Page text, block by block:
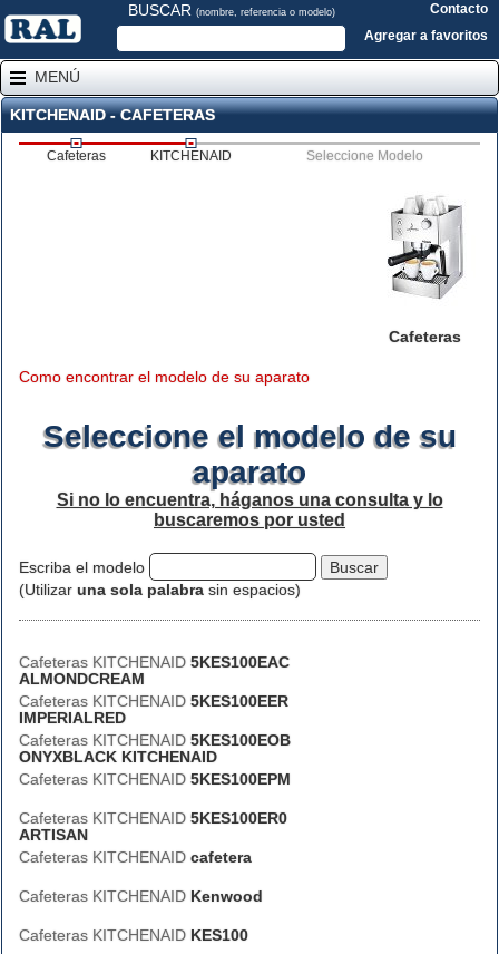
BUSCAR (nombre, referencia o modelo)
Contacto
Agregar a favoritos
MENÚ
KITCHENAID - CAFETERAS
Cafeteras KITCHENAID Seleccione Modelo
Cafeteras
Como encontrar el modelo de su aparato
Seleccione el modelo de su
aparato
Si no lo encuentra, háganos una consulta y lo
buscaremos por usted
Escriba el modelo
(Utilizar una sola palabra sin espacios)
Cafeteras KITCHENAID 5KES100EAC
ALMONDCREAM
Cafeteras KITCHENAID 5KES100EER
IMPERIALRED
Cafeteras KITCHENAID 5KES100EOB
ONYXBLACK KITCHENAID
Cafeteras KITCHENAID 5KES100EPM
Cafeteras KITCHENAID 5KES100ER0
ARTISAN
Cafeteras KITCHENAID cafetera
Cafeteras KITCHENAID Kenwood
Cafeteras KITCHENAID KES100